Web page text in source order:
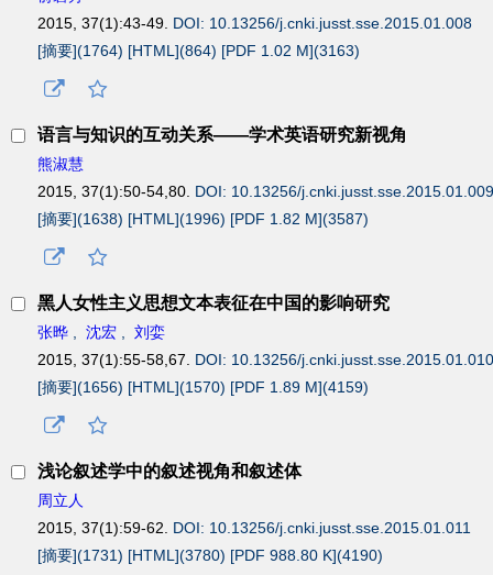
2015, 37(1):43-49. DOI: 10.13256/j.cnki.jusst.sse.2015.01.008
[摘要](1764) [HTML](864) [PDF 1.02 M](3163)
语言与知识的互动关系——学术英语研究新视角
熊淑慧
2015, 37(1):50-54,80. DOI: 10.13256/j.cnki.jusst.sse.2015.01.009
[摘要](1638) [HTML](1996) [PDF 1.82 M](3587)
黑人女性主义思想文本表征在中国的影响研究
张晔 沈宏
刘娈
2015, 37(1):55-58,67. DOI: 10.13256/j.cnki.jusst.sse.2015.01.010
[摘要](1656) [HTML](1570) [PDF 1.89 M](4159)
浅论叙述学中的叙述视角和叙述体
周立人
2015, 37(1):59-62. DOI: 10.13256/j.cnki.jusst.sse.2015.01.011
[摘要](1731) [HTML](3780) [PDF 988.80 K](4190)